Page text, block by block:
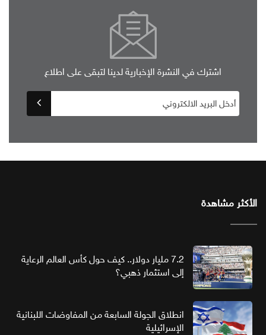
اشترك في النشرة الإخبارية لدينا لتبقى على اطلاع
الأكثر مشاهدة
7.2 مليار دولار.. كيف حول كأس العالم الرعاية
إلى استثمار ذهبي؟
انطلاق الجولة السابعة من المفاوضات اللبنانية
الإسرائيلية